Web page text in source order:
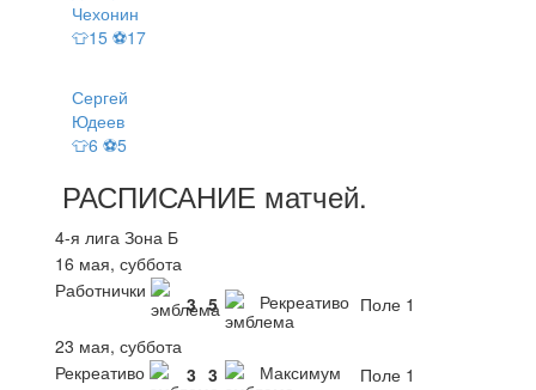
Чехонин
👕15 ⚽17
Сергей
Юдеев
👕6 ⚽5
РАСПИСАНИЕ матчей.
4-я лига Зона Б
16 мая, суббота
Работнички
3 5 Рекреативо Поле 1
23 мая, суббота
Рекреативо
3 3 Максимум
Поле 1